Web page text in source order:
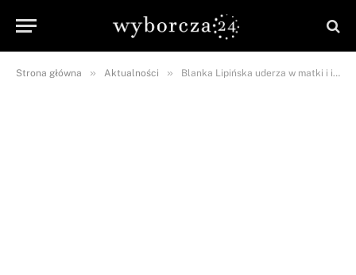
Strona główna » Aktualności » Blanka Lipińska uderza w matki i ich dzieci. Internauci nie zostawiają na niej suchej nitki